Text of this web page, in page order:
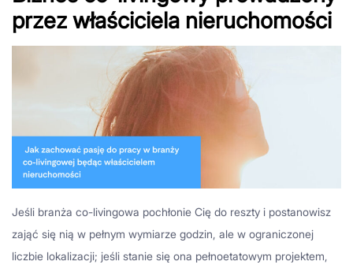
przez właściciela nieruchomości
Jeśli branża co-livingowa pochłonie Cię do reszty i postanowisz
zająć się nią w pełnym wymiarze godzin, ale w ograniczonej
liczbie lokalizacji; jeśli stanie się ona pełnoetatowym projektem,